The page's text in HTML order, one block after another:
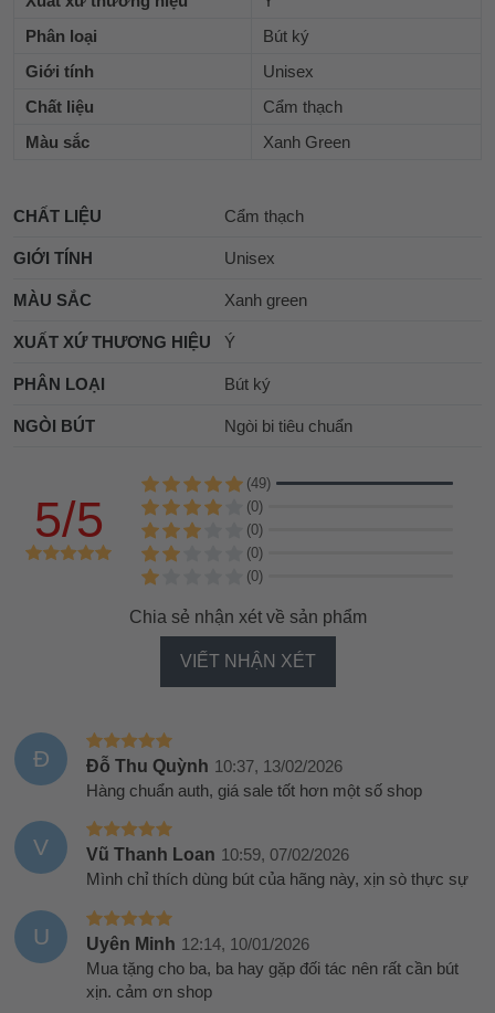
Phân loại
Bút ký
Giới tính
Unisex
Chất liệu
Cẩm thạch
Màu sắc
Xanh Green
CHẤT LIỆU Cẩm thạch
GIỚI TÍNH Unisex
MÀU SẮC Xanh green
XUẤT XỨ THƯƠNG HIỆU Ý
PHÂN LOẠI Bút ký
NGÒI BÚT Ngòi bi tiêu chuẩn
5/5
(49)
(0)
(0)
(0)
(0)
Chia sẻ nhận xét về sản phẩm
VIẾT NHẬN XÉT
Đ Đỗ Thu Quỳnh 10:37, 13/02/2026
Hàng chuẩn auth, giá sale tốt hơn một số shop
V Vũ Thanh Loan 10:59, 07/02/2026
Mình chỉ thích dùng bút của hãng này, xịn sò thực sự
U Uyên Minh 12:14, 10/01/2026
Mua tặng cho ba, ba hay gặp đối tác nên rất cần bút
xịn. cảm ơn shop